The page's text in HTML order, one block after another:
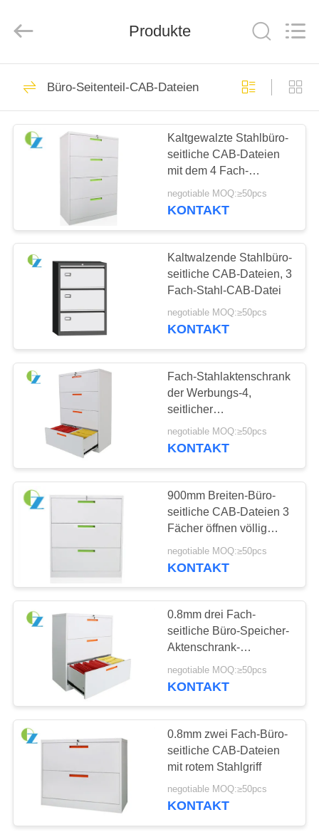
HAUS
PRODUKTE
FABRIK-
AUSFLUG
QUALITÄTSKONTROLLE
TRETEN
SIE
VERBINDUNG
NACHRICHTEN
FORDERN
EIN
ZITAT
SITEMAP
PRIVACY
POLICY
Stahlbüro-
Schließfächer
194
Stahlbüro-Schrank
198
Büro-Seitenteil-
CAB-Dateien
54
Vertikale
Stahlaktenschränke
68
Mobiles Sockel-
Kabinett
Produkte
Büro-Seitenteil-CAB-Dateien
Kaltgewalzte Stahlbüro-
seitliche CAB-Dateien
mit dem 4 Fach-
modernen Entwurf
negotiable MOQ:≥50pcs
KONTAKT
Kaltwalzende Stahlbüro-
seitliche CAB-Dateien, 3
Fach-Stahl-CAB-Datei
negotiable MOQ:≥50pcs
KONTAKT
Fach-Stahlaktenschrank
der Werbungs-4,
seitlicher
Aktenspeicherungs-
Kabinett-Staub-Beweis
negotiable MOQ:≥50pcs
KONTAKT
900mm Breiten-Büro-
seitliche CAB-Dateien 3
Fächer öffnen völlig
Soem/ODM
negotiable MOQ:≥50pcs
KONTAKT
0.8mm drei Fach-
seitliche Büro-Speicher-
Aktenschrank-
kundenspezifischer
Logo-Entwurf
negotiable MOQ:≥50pcs
KONTAKT
0.8mm zwei Fach-Büro-
seitliche CAB-Dateien
mit rotem Stahlgriff
negotiable MOQ:≥50pcs
KONTAKT